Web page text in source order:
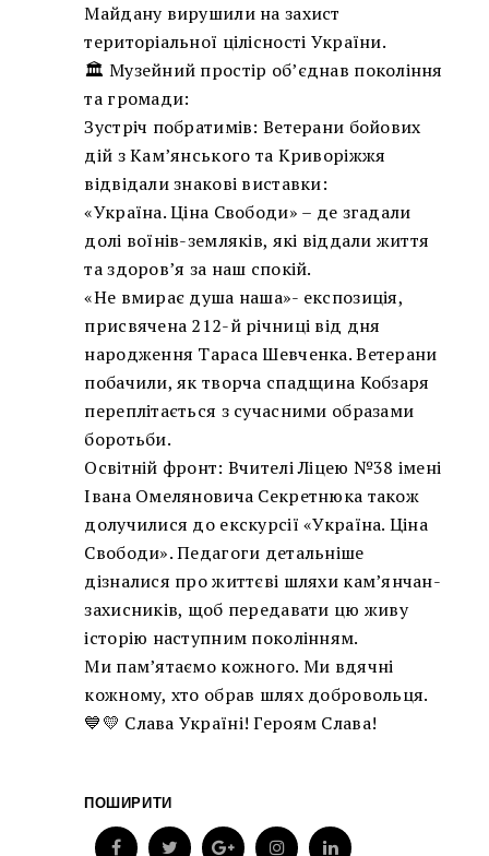
Майдану вирушили на захист
територіальної цілісності України.
🏛️ Музейний простір об’єднав покоління
та громади:
Зустріч побратимів: Ветерани бойових
дій з Кам’янського та Криворіжжя
відвідали знакові виставки:
«Україна. Ціна Свободи» – де згадали
долі воїнів-земляків, які віддали життя
та здоров’я за наш спокій.
«Не вмирає душа наша»- експозиція,
присвячена 212-й річниці від дня
народження Тараса Шевченка. Ветерани
побачили, як творча спадщина Кобзаря
переплітається з сучасними образами
боротьби.
Освітній фронт: Вчителі Ліцею №38 імені
Івана Омеляновича Секретнюка також
долучилися до екскурсії «Україна. Ціна
Свободи». Педагоги детальніше
дізналися про життєві шляхи кам’янчан-
захисників, щоб передавати цю живу
історію наступним поколінням.
Ми пам’ятаємо кожного. Ми вдячні
кожному, хто обрав шлях добровольця.
💙💛 Слава Україні! Героям Слава!
ПОШИРИТИ